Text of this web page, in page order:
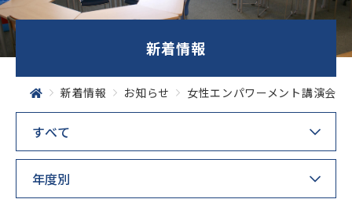
学校紹介
成城での学び
学校生活
SEIJO STORIES
新着情報
新着情報 お知らせ 女性エンパワーメント講演会